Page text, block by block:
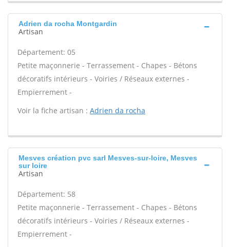
Adrien da rocha Montgardin
Artisan
Département: 05
Petite maçonnerie - Terrassement - Chapes - Bétons
décoratifs intérieurs - Voiries / Réseaux externes -
Empierrement -
Voir la fiche artisan : Adrien da rocha
Mesves création pvc sarl Mesves-sur-loire, Mesves
sur loire
Artisan
Département: 58
Petite maçonnerie - Terrassement - Chapes - Bétons
décoratifs intérieurs - Voiries / Réseaux externes -
Empierrement -